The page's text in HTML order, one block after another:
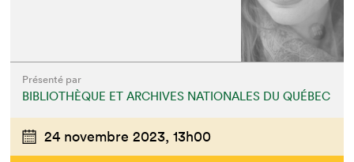
Présenté par
BIBLIOTHÈQUE ET ARCHIVES NATIONALES DU QUÉBEC
24 novembre 2023, 13h00